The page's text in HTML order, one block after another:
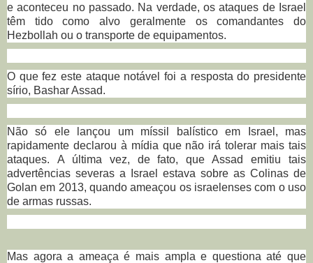
e aconteceu no passado. Na verdade, os ataques de Israel
têm tido como alvo geralmente os comandantes do
Hezbollah ou o transporte de equipamentos.
O que fez este ataque notável foi a resposta do presidente
sírio, Bashar Assad.
Não só ele lançou um míssil balístico em Israel, mas
rapidamente declarou à mídia que não irá tolerar mais tais
ataques.
A última vez, de fato, que Assad emitiu tais
advertências severas a Israel estava sobre as Colinas de
Golan em 2013, quando ameaçou os israelenses com o uso
de armas russas.
Mas agora a ameaça é mais ampla e questiona até que